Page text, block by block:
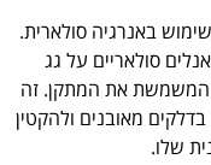
בטרמינל 1 היא השימוש באנרגיה סולארית.
סולאריים על גג
המשמשת את המתקן. זה
מאובנים ולהקטין
שלו.